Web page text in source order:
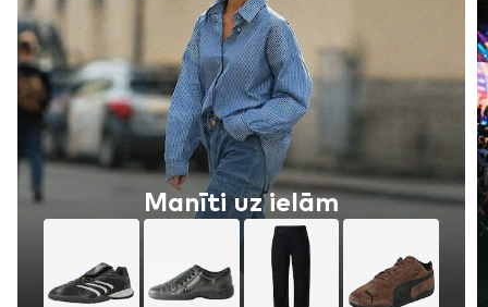
Manīti uz ielām